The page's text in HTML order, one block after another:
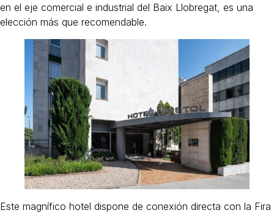
en el eje comercial e industrial del Baix Llobregat, es una
elección más que recomendable.
Este magnífico hotel dispone de conexión directa con la Fira